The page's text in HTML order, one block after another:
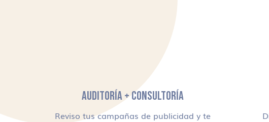
AUDITORÍA + CONSULTORÍA
Reviso tus campañas de publicidad y te